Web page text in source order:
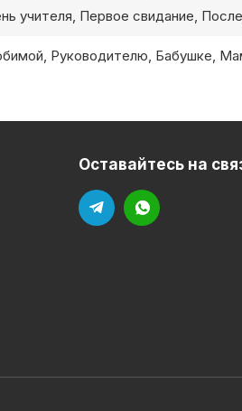
учителя, Первое свидание,
Руководителю, Бабушке,
Оставайтесь на